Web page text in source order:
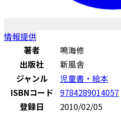
情報提供
著者
鳴海修
出版社
新風舎
ジャンル
児童書・絵本
ISBNコード 9784289014057
登録日
2010/02/05